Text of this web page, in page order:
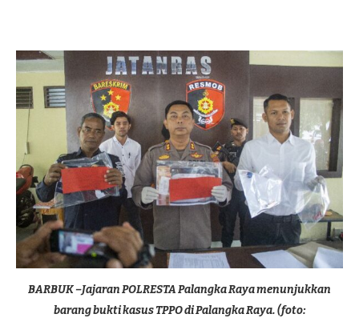
BARBUK –Jajaran POLRESTA Palangka Raya menunjukkan
barang bukti kasus TPPO di Palangka Raya. (foto: